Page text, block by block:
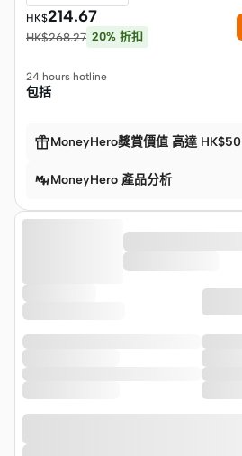
HK$214.67
HK$268.27 20% 折扣
24 hours hotline
包括
MoneyHero獎賞價值 高達 HK$50
MoneyHero 產品分析